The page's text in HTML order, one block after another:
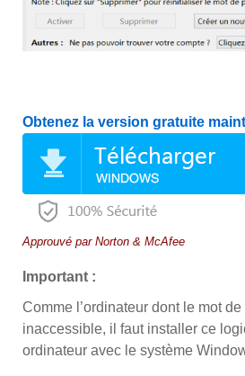
Obtenez la version gratuite
Approuvé par Norton & McAfee
Important :
Comme l’ordinateur dont le mot
inaccessible, il faut installer ce
ordinateur avec le système